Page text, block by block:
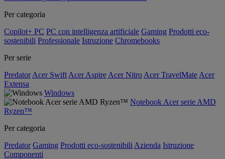
Per categoria
Copilot+ PC PC con intelligenza artificiale Gaming Prodotti eco-
sostenibili Professionale Istruzione Chromebooks
Per serie
Predator Acer Swift Acer Aspire Acer Nitro Acer TravelMate Acer
Extensa
Windows
Notebook Acer serie AMD
Ryzen™
Per categoria
Predator Gaming Prodotti eco-sostenibili Azienda Istruzione
Componenti